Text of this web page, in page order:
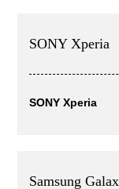
SONY Xperia
SONY Xperia
Samsung